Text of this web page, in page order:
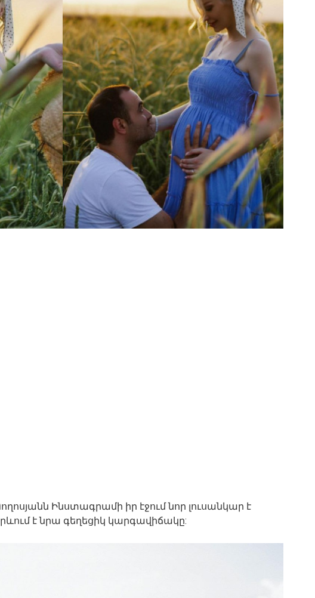
Ինստագրամի իր էջում նոր լուսանկար է
է նրա գեղեցիկ կարգավիճակը: